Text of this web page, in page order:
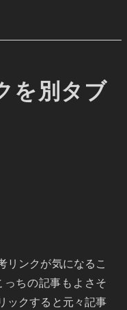
を別タブ
リンクが気になるこ
ちの記事もよさそ
ックすると元々記事